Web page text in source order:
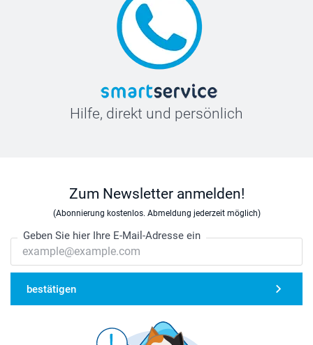
Hilfe, direkt und persönlich
Zum Newsletter anmelden!
(Abonnierung kostenlos. Abmeldung jederzeit möglich)
Geben Sie hier Ihre E-Mail-Adresse ein
bestätigen